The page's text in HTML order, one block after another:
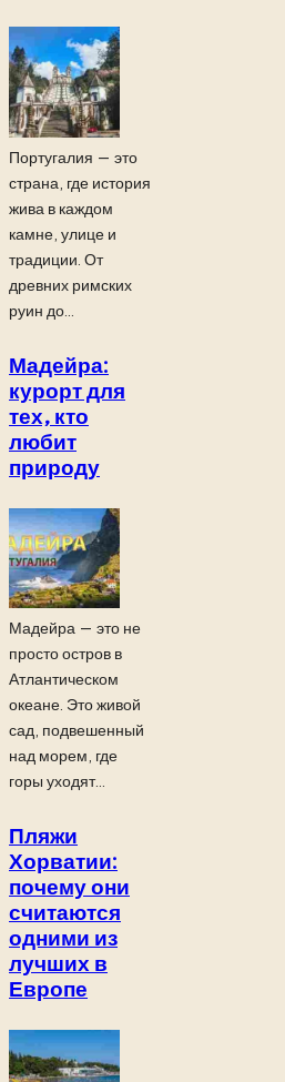
Португалия — это
страна, где история
жива в каждом
камне, улице и
традиции. От
древних римских
руин до...
Мадейра:
курорт для
тех, кто
любит
природу
Мадейра — это не
просто остров в
Атлантическом
океане. Это живой
сад, подвешенный
над морем, где
горы уходят...
Пляжи
Хорватии:
почему они
считаются
одними из
лучших в
Европе